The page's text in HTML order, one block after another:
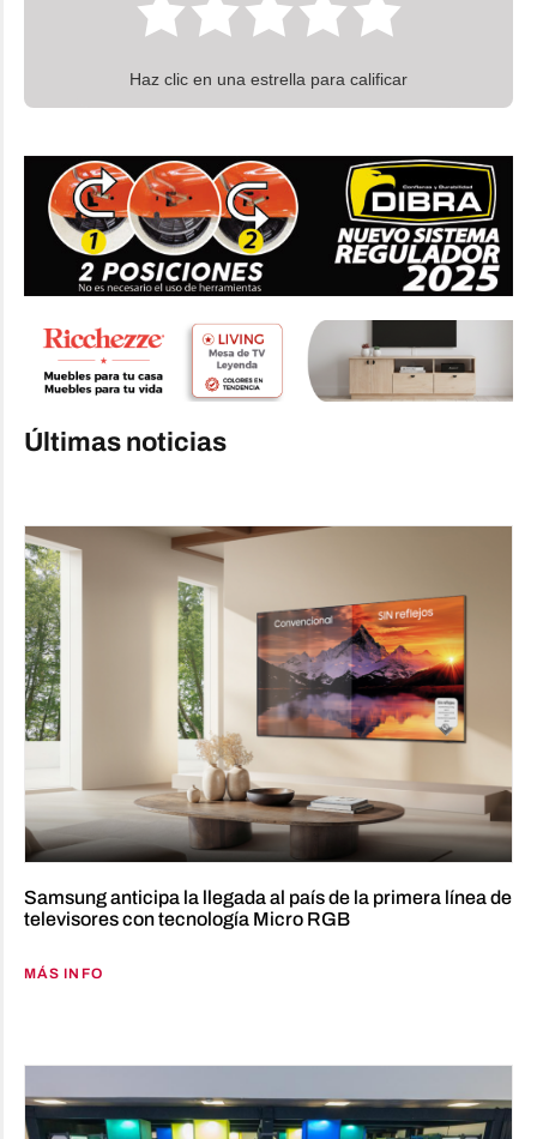
Haz clic en una estrella para calificar
Últimas noticias
Samsung anticipa la llegada al país de la primera línea de
televisores con tecnología Micro RGB
MÁS INFO